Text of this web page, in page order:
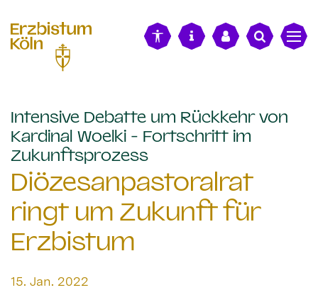
Intensive Debatte um Rückkehr von
Kardinal Woelki - Fortschritt im
Zukunftsprozess:
Diözesanpastoralrat
ringt um Zukunft für
Erzbistum
Datum:
15. Jan. 2022